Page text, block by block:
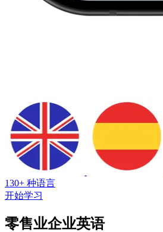
130+ 种语言
开始学习
零售业企业英语